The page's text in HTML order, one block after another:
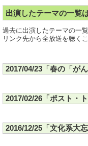
出演したテーマの一覧
過去に出演したテーマの一
リンク先から全放送を聴く
2017/04/23「春の「が
2017/02/26「ポスト・
2016/12/25「文化系大